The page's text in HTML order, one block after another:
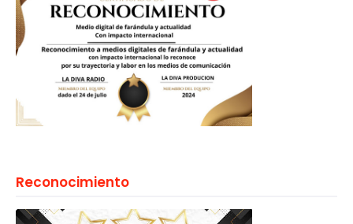
Reconocimiento